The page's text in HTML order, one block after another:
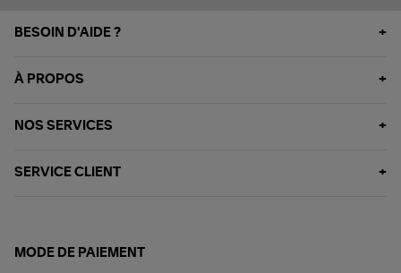
BESOIN D'AIDE ?
À PROPOS
NOS SERVICES
SERVICE CLIENT
MODE DE PAIEMENT